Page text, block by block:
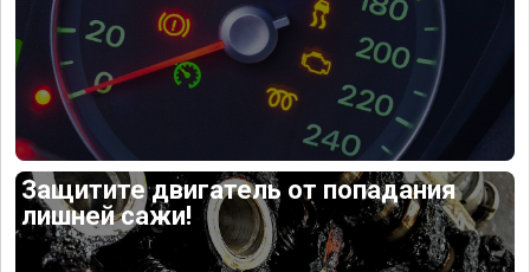
Защитите двигатель от попадания
лишней сажи!